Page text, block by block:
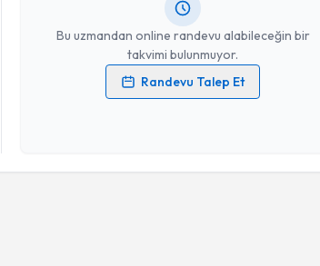
Bu uzmandan online randevu alabileceğin bir
takvimi bulunmuyor.
Randevu Talep Et
Kişisel verilerimin işlenmesine ilişkinAydınlatma Metni